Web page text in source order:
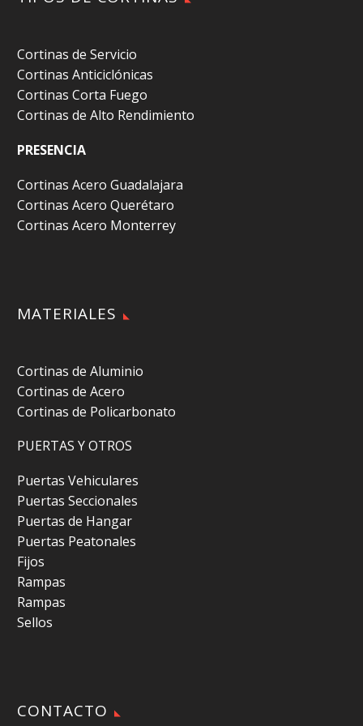
Cortinas de Servicio
Cortinas Anticiclónicas
Cortinas Corta Fuego
Cortinas de Alto Rendimiento
PRESENCIA
Cortinas Acero Guadalajara
Cortinas Acero Querétaro
Cortinas Acero Monterrey
MATERIALES
Cortinas de Aluminio
Cortinas de Acero
Cortinas de Policarbonato
PUERTAS Y OTROS
Puertas Vehiculares
Puertas Seccionales
Puertas de Hangar
Puertas Peatonales
Fijos
Rampas
Rampas
Sellos
CONTACTO